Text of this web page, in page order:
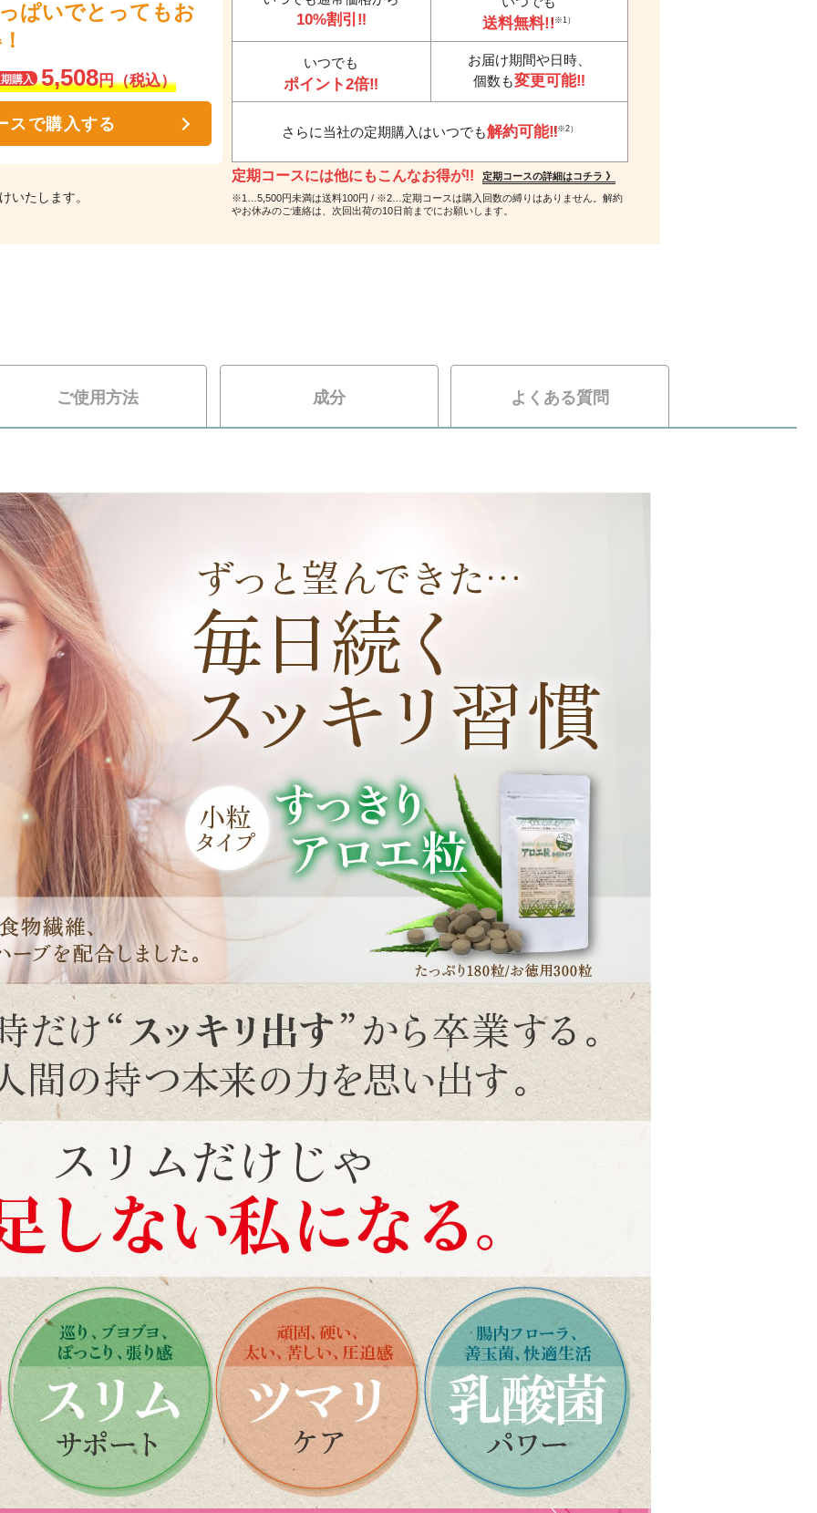
ぱいでとってもお
購入 5,508円（税込）
スで購入する
いたします。
10%割引‼ 送料無料!!（※1）
いつでも
ポイント2倍‼
お届け期間や日時、
個数も変更可能‼
さらに当社の定期購入はいつでも解約可能‼（※2）
定期コースには他にもこんなお得が!!
定期コースの詳細はコチラ 》
※1…5,500円未満は送料100円 / ※2…定期コースは購入回数の縛りはありません。解約
やお休みのご連絡は、次回出荷の10日前までにお願いします。
ご使用方法 成分 よくある質問